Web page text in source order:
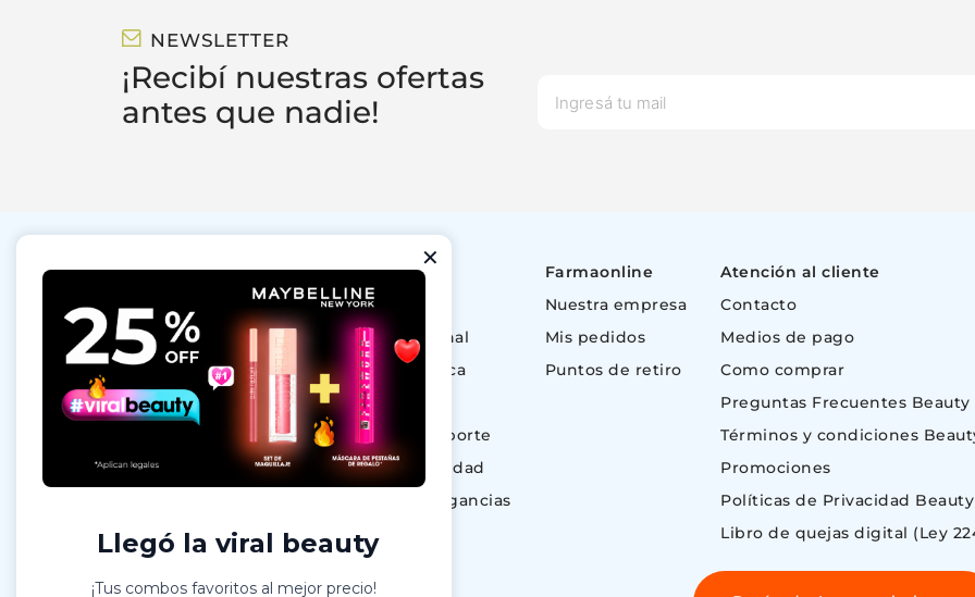
NEWSLETTER
¡Recibí nuestras ofertas
antes que nadie!
Categorías
Ofertas
Cuidado Personal
Dermocosmética
Maquillaje
Nutrición & Deporte
Bebé y maternidad
Perfumes y Fragancias
Farmaonline
Nuestra empresa
Mis pedidos
Puntos de retiro
Atención al cliente
Contacto
Medios de pago
Como comprar
Preguntas Frecuentes Beauty
Términos y condiciones
Promociones
Políticas de Privacidad Beauty
Libro de quejas digital (Ley